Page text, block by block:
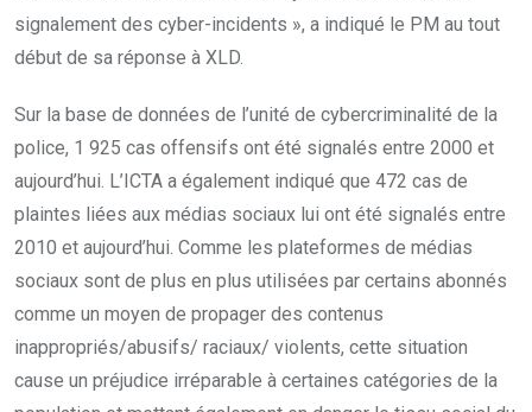
signalement des cyber-incidents », a indiqué le PM au tout
début de sa réponse à XLD.
Sur la base de données de l’unité de cybercriminalité de la
police, 1 925 cas offensifs ont été signalés entre 2000 et
aujourd’hui. L’ICTA a également indiqué que 472 cas de
plaintes liées aux médias sociaux lui ont été signalés entre
2010 et aujourd’hui. Comme les plateformes de médias
sociaux sont de plus en plus utilisées par certains abonnés
comme un moyen de propager des contenus
inappropriés/abusifs/ raciaux/ violents, cette situation
cause un préjudice irréparable à certaines catégories de la